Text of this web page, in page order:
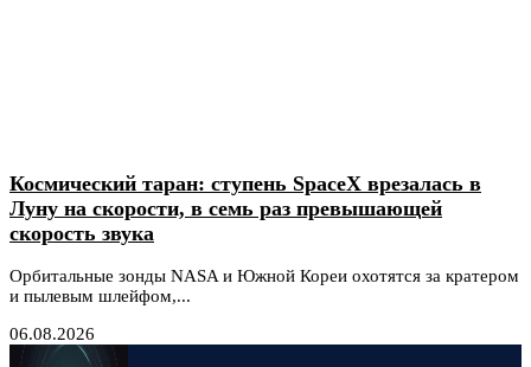
Космический таран: ступень SpaceX врезалась в
Луну на скорости, в семь раз превышающей
скорость звука
Орбитальные зонды NASA и Южной Кореи охотятся за кратером
и пылевым шлейфом,...
06.08.2026